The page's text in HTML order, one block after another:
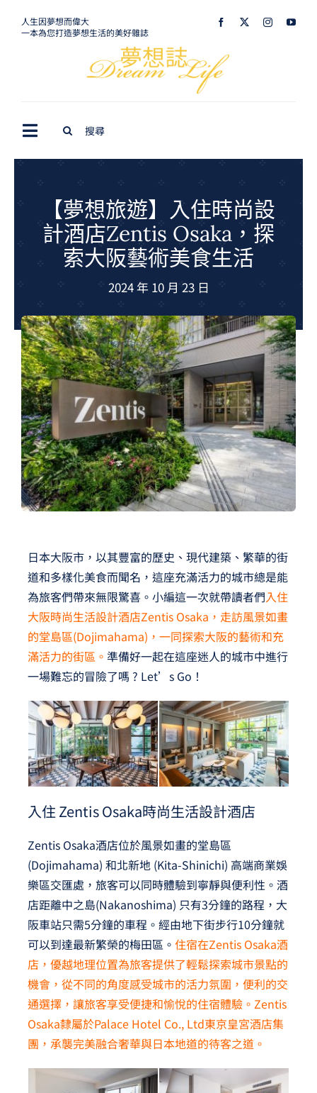
人生因夢想而偉大
一本為您打造夢想生活的美好雜誌
Toggle
Navigation
生活美學
室內設計
夢想TV
GCU大賽
夢想購物
【夢想旅遊】入住時尚設
計酒店Zentis Osaka，探
索大阪藝術美食生活
2024 年 10 月 23 日
日本大阪市，以其豐富的歷史、現代建築、繁華的街
道和多樣化美食而聞名，這座充滿活力的城市總是能
為旅客們帶來無限驚喜。小編這一次就帶讀者們入住
大阪時尚生活設計酒店Zentis Osaka，走訪風景如畫
的堂島區(Dojimahama)，一同探索大阪的藝術和充
滿活力的街區。 準備好一起在這座迷人的城市中進行
一場難忘的冒險了嗎 ? Let’s Go！
入住 Zentis Osaka時尚生活設計酒店
Zentis Osaka酒店位於風景如畫的堂島區
(Dojimahama) 和北新地 (Kita-Shinichi) 高端商業娛
樂區交匯處，旅客可以同時體驗到寧靜與便利性。酒
店距離中之島(Nakanoshima) 只有3分鐘的路程，大
阪車站只需5分鐘的車程。經由地下街步行10分鐘就
可以到達最新繁榮的梅田區。 住宿在Zentis Osaka酒
店，優越地理位置為旅客提供了輕鬆探索城市景點的
機會，從不同的角度感受城市的活力氛圍，便利的交
通選擇，讓旅客享受便捷和愉悅的住宿體驗。Zentis
Osaka隸屬於Palace Hotel Co., Ltd東京皇宮酒店集
團，承襲完美融合奢華與日本地道的待客之道。